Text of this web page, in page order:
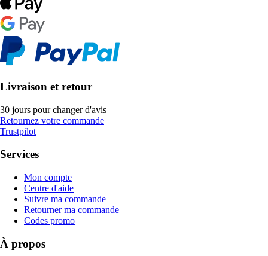
Livraison et retour
30 jours pour changer d'avis
Retournez votre commande
Trustpilot
Services
Mon compte
Centre d'aide
Suivre ma commande
Retourner ma commande
Codes promo
À propos